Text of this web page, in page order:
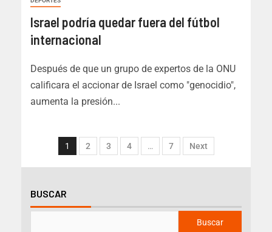
Israel podría quedar fuera del fútbol
internacional
Después de que un grupo de expertos de la ONU
calificara el accionar de Israel como "genocidio",
aumenta la presión...
1 2 3 4 … 7 Next
BUSCAR
Buscar